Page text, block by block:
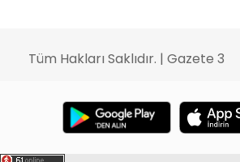
Tüm Hakları Saklıdır. | Gazete 3